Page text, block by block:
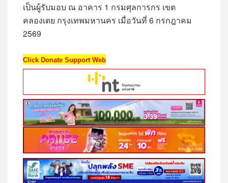
เป็นผู้รับมอบ ณ อาคาร 1 กรมศุลการกร เขต
คลองเตย กรุงเทพมหานคร เมื่อวันที่ 6 กรกฎาคม
2569
Click Donate Support Web